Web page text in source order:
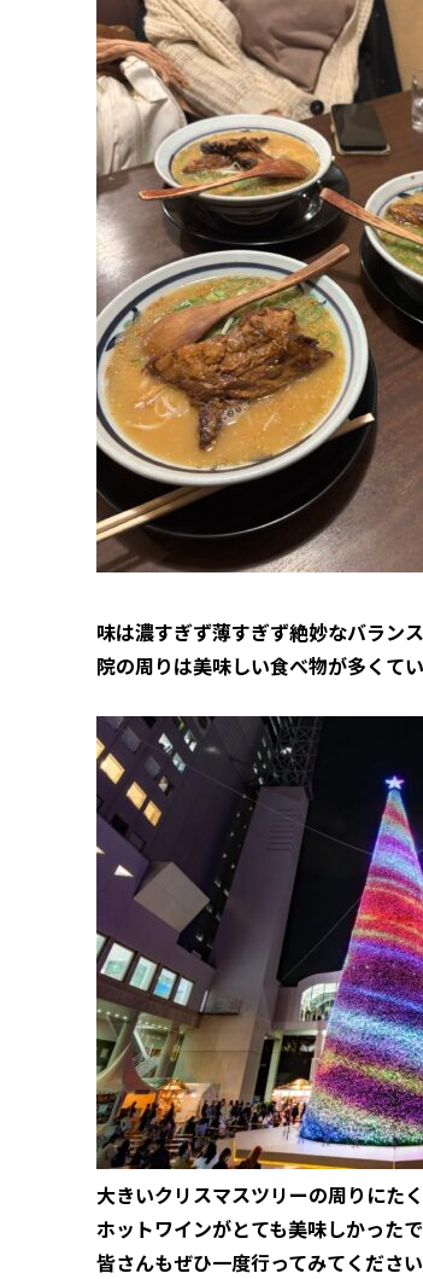
味は濃すぎず薄すぎず絶妙なバラン
院の周りは美味しい食べ物が多くて
大きいクリスマスツリーの周りにた
ホットワインがとても美味しかった
皆さんもぜひ一度行ってみてください